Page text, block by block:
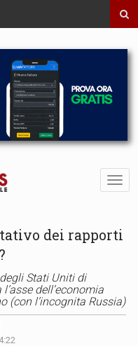
dei rapporti
Stati Uniti di
dell’economia
(con l’incognita Russia)